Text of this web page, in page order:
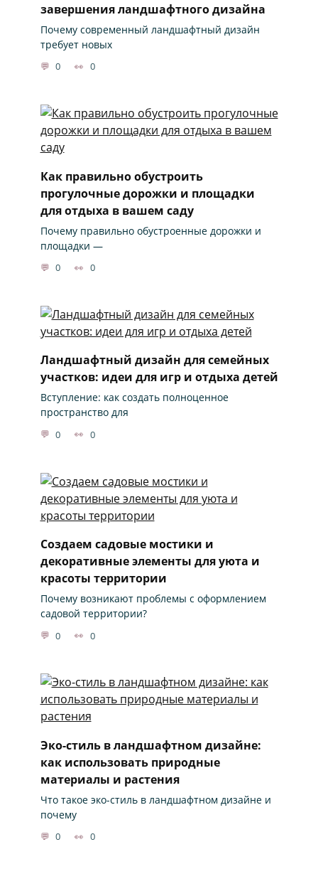
завершения ландшафтного дизайна
Почему современный ландшафтный дизайн
требует новых
0 0
Как правильно обустроить
прогулочные дорожки и площадки
для отдыха в вашем саду
Почему правильно обустроенные дорожки и
площадки —
0 0
Ландшафтный дизайн для семейных
участков: идеи для игр и отдыха детей
Вступление: как создать полноценное
пространство для
0 0
Создаем садовые мостики и
декоративные элементы для уюта и
красоты территории
Почему возникают проблемы с оформлением
садовой территории?
0 0
Эко-стиль в ландшафтном дизайне:
как использовать природные
материалы и растения
Что такое эко-стиль в ландшафтном дизайне и
почему
0 0